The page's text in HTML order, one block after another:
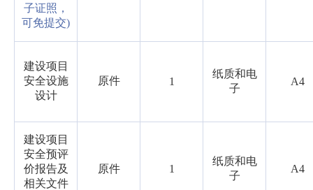
子证照，
可免提交)
建设项目
安全设施
设计
原件 1
纸质和电
子
A4
建设项目
安全预评
价报告及
相关文件
原件 1
纸质和电
子
A4